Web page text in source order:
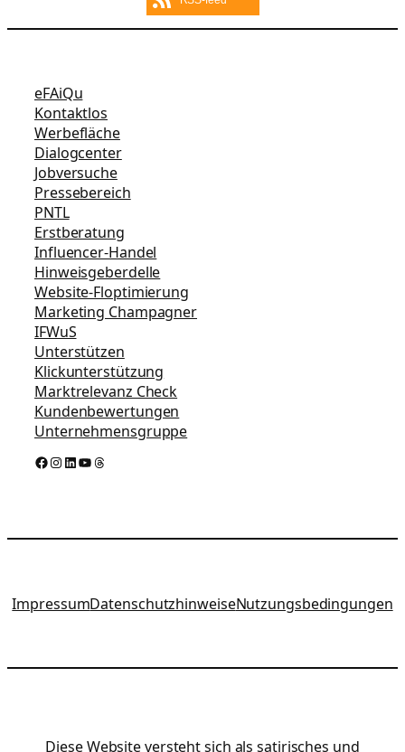
eFAiQu
Kontaktlos
Werbefläche
Dialogcenter
Jobversuche
Pressebereich
PNTL
Erstberatung
Influencer-Handel
Hinweisgeberdelle
Website-Floptimierung
Marketing Champagner
IFWuS
Unterstützen
Klickunterstützung
Marktrelevanz Check
Kundenbewertungen
Unternehmensgruppe
Facebook InstagramLinkedIn YouTube Threads
ImpressumDatenschutzhinweiseNutzungsbedingungen
Diese Website versteht sich als satirisches und